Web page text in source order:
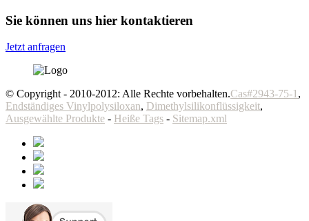
Sie können uns hier kontaktieren
Jetzt anfragen
© Copyright - 2010-2012: Alle Rechte vorbehalten.Cas#2943-75-1 ,
Endständiges Vinylpolysiloxan, Dimethylsilikonflüssigkeit,
Ausgewählte Produkte - Heiße Tags - Sitemap.xml